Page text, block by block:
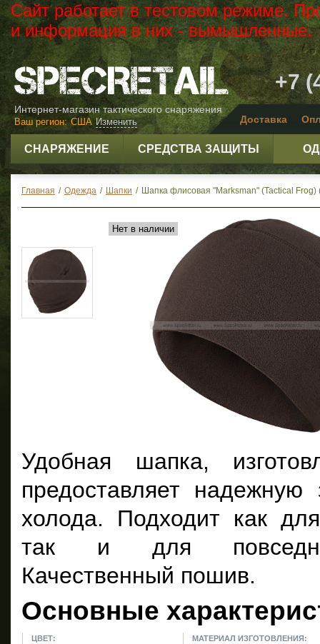
Сайт работает в тестовом режиме.
и информация в них - вымышленные.
Интернет-магазин тактического снаряжения
+7
Доставка
Изменить
Ваш регион: США
СНАРЯЖЕНИЕ СРЕДСТВА ЗАЩИТЫ
Главная / Одежда / Шапки / Шапка флисовая "Marksman" (Tactical Frog)
Нет в наличии
Удобная шапка,
предоставляет
холода. Подходит как
так и для
Качественный пошив.
Основные
ЦВЕТ: МАТЕРИАЛ ИЗГОТОВЛЕНИЯ: